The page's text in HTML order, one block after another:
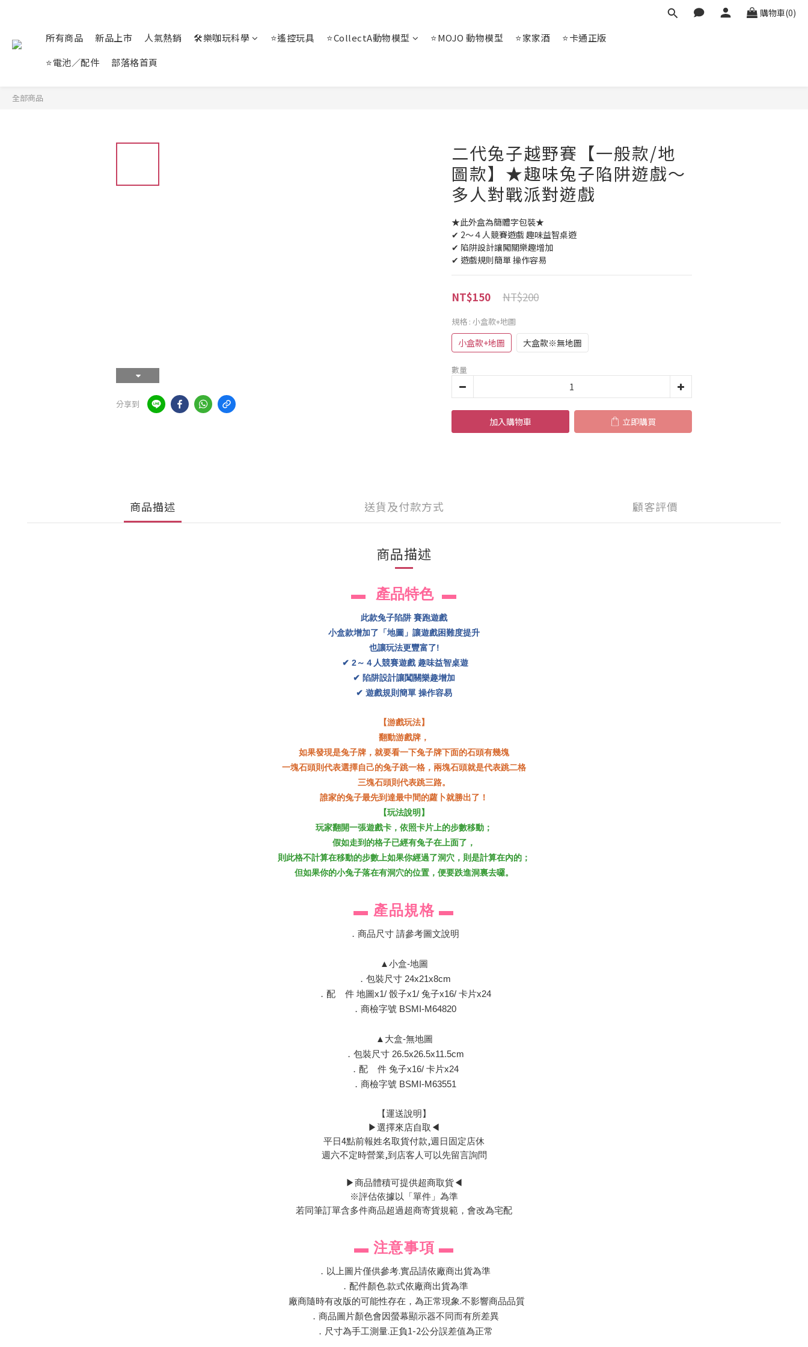
購物車(0)
所有商品 新品上市 人氣熱銷 🛠️樂咖玩科學 ⭐遙控玩具 ⭐CollectA動物模型 ⭐MOJO 動物模型 ⭐家家酒
⭐卡通正版
⭐電池／配件
部落格首頁
全部商品
分享到
二代兔子越野賽【一般款/地
圖款】★趣味兔子陷阱遊戲～
多人對戰派對遊戲
★此外盒為簡體字包裝★
✔ 2～４人競賽遊戲 趣味益智桌遊
✔ 陷阱設計讓闖關樂趣增加
✔ 遊戲規則簡單 操作容易
NT$200
NT$150
規格 : 小盒款+地圖
小盒款+地圖 大盒款※無地圖
數量
加入購物車 立即購買
商品描述 送貨及付款方式 顧客評價
商品描述
▬ 產品特色 ▬
此款兔子陷阱 賽跑遊戲
小盒款增加了「地圖」讓遊戲困難度提升
也讓玩法更豐富了!
✔ 2～４人競賽遊戲 趣味益智桌遊
✔ 陷阱設計讓闖關樂趣增加
✔ 遊戲規則簡單 操作容易
【游戲玩法】
翻動游戲牌，
如果發現是兔子牌，就要看一下兔子牌下面的石頭有幾塊
一塊石頭則代表選擇自己的兔子跳一格，兩塊石頭就是代表跳二格
三塊石頭則代表跳三路。
誰家的兔子最先到達最中間的蘿卜就勝出了！
【玩法說明】
玩家翻開一張遊戲卡，依照卡片上的步數移動；
假如走到的格子已經有兔子在上面了，
則此格不計算在移動的步數上如果你經過了洞穴，則是計算在內的；
但如果你的小兔子落在有洞穴的位置，便要跌進洞裏去囉。
▬ 產品規格 ▬
．商品尺寸 請參考圖文說明
▲小盒-地圖
．包裝尺寸 24x21x8cm
．配 件 地圖x1/ 骰子x1/ 兔子x16/ 卡片x24
．商檢字號 BSMI-M64820
▲大盒-無地圖
．包裝尺寸 26.5x26.5x11.5cm
．配 件 兔子x16/ 卡片x24
．商檢字號 BSMI-M63551
【運送說明】
▶選擇來店自取 ◀
平日4點前報姓名取貨付款,週日固定店休
週六不定時營業,到店客人可以先留言詢問
▶商品體積可提供超商取貨◀
※評估依據以「單件」為準
若同筆訂單含多件商品超過超商寄貨規範，會改為宅配
▬ 注意事項 ▬
．以上圖片僅供參考.實品請依廠商出貨為準
．配件顏色.款式依廠商出貨為準
廠商隨時有改版的可能性存在，為正常現象.不影響商品品質
．商品圖片顏色會因螢幕顯示器不同而有所差異
．尺寸為手工測量.正負1-2公分誤差值為正常